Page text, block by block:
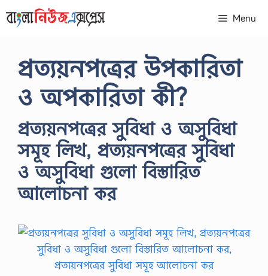
to
Menu
প্রত্যয়নপত্রের উপকারিতা
ও অপকারিতা কী?
প্রত্যয়নপত্রের সুবিধা ও অসুবিধা
সমূহ লিখ, প্রত্যয়নপত্রের সুবিধা
ও অসুবিধা গুলো বিস্তারিত
আলোচনা কর